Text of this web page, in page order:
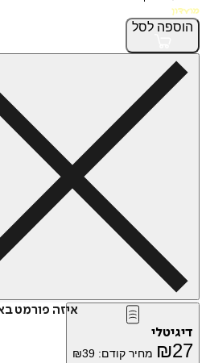
לסל
איזה פורמט בא לך?
₪ מחיר קודם: ₪39